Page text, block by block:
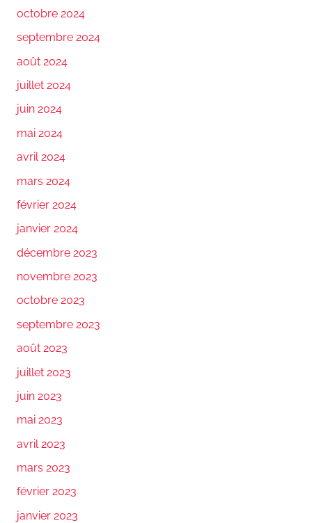
octobre 2024
septembre 2024
août 2024
juillet 2024
juin 2024
mai 2024
avril 2024
mars 2024
février 2024
janvier 2024
décembre 2023
novembre 2023
octobre 2023
septembre 2023
août 2023
juillet 2023
juin 2023
mai 2023
avril 2023
mars 2023
février 2023
janvier 2023